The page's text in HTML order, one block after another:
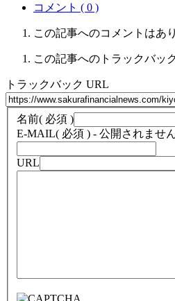
コメント ( 0 )
この記事へのコメントはあ
この記事へのトラックバッ
トラックバック URL
名前( 必須 )
E-MAIL( 必須 ) - 公開されませ
URL